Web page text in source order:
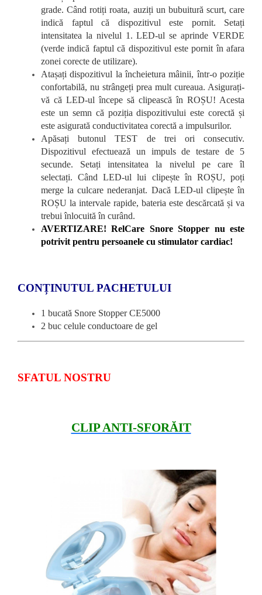
grade. Când rotiți roata, auziți un bubuitură scurt, care
indică faptul că dispozitivul este pornit. Setați
intensitatea la nivelul 1. LED-ul se aprinde VERDE
(verde indică faptul că dispozitivul este pornit în afara
zonei corecte de utilizare).
Atașați dispozitivul la încheietura mâinii, într-o poziție
confortabilă, nu strângeți prea mult cureaua. Asigurați-
vă că LED-ul începe să clipească în ROȘU! Acesta
este un semn că poziția dispozitivului este corectă și
este asigurată conductivitatea corectă a impulsurilor.
Apăsați butonul TEST de trei ori consecutiv.
Dispozitivul efectuează un impuls de testare de 5
secunde. Setați intensitatea la nivelul pe care îl
selectați. Când LED-ul lui clipește în ROȘU, poți
merge la culcare nederanjat. Dacă LED-ul clipește în
ROȘU la intervale rapide, bateria este descărcată și va
trebui înlocuită în curând.
AVERTIZARE! RelCare Snore Stopper nu este
potrivit pentru persoanele cu stimulator cardiac!
CONȚINUTUL PACHETULUI
1 bucată Snore Stopper CE5000
2 buc celule conductoare de gel
SFATUL NOSTRU
CLIP ANTI-SFORĂIT